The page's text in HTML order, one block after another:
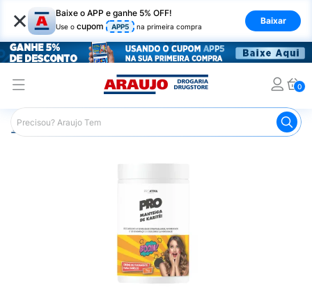
× Baixe o APP e ganhe 5% OFF!
Use o cupom APP5 na primeira compra
Baixar
0
Araujo Cabelo Creme de